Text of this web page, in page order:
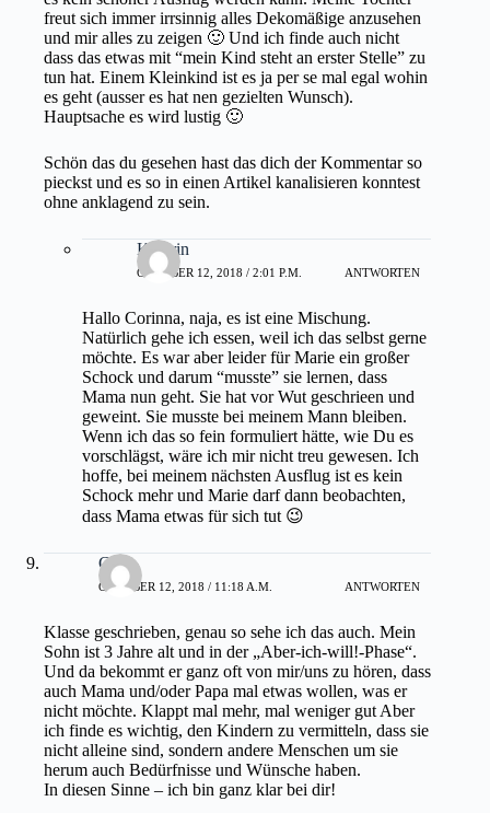
freut sich immer irrsinnig alles Dekomäßige anzusehen
und mir alles zu zeigen 🙂 Und ich finde auch nicht
dass das etwas mit “mein Kind steht an erster Stelle” zu
tun hat. Einem Kleinkind ist es ja per se mal egal wohin
es geht (ausser es hat nen gezielten Wunsch).
Hauptsache es wird lustig 🙂
Schön das du gesehen hast das dich der Kommentar so
pieckst und es so in einen Artikel kanalisieren konntest
ohne anklagend zu sein.
Kathrin
OKTOBER 12, 2018 / 2:01 P.M. ANTWORTEN
Hallo Corinna, naja, es ist eine Mischung.
Natürlich gehe ich essen, weil ich das selbst gerne
möchte. Es war aber leider für Marie ein großer
Schock und darum “musste” sie lernen, dass
Mama nun geht. Sie hat vor Wut geschrieen und
geweint. Sie musste bei meinem Mann bleiben.
Wenn ich das so fein formuliert hätte, wie Du es
vorschlägst, wäre ich mir nicht treu gewesen. Ich
hoffe, bei meinem nächsten Ausflug ist es kein
Schock mehr und Marie darf dann beobachten,
dass Mama etwas für sich tut 😉
Caro
OKTOBER 12, 2018 / 11:18 A.M. ANTWORTEN
Klasse geschrieben, genau so sehe ich das auch. Mein
Sohn ist 3 Jahre alt und in der „Aber-ich-will!-Phase“.
Und da bekommt er ganz oft von mir/uns zu hören, dass
auch Mama und/oder Papa mal etwas wollen, was er
nicht möchte. Klappt mal mehr, mal weniger gut Aber
ich finde es wichtig, den Kindern zu vermitteln, dass sie
nicht alleine sind, sondern andere Menschen um sie
herum auch Bedürfnisse und Wünsche haben.
In diesen Sinne – ich bin ganz klar bei dir!